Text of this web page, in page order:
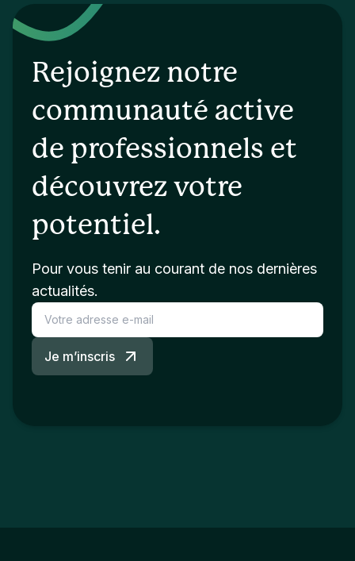
Rejoignez notre
communauté active
de professionnels et
découvrez votre
potentiel.
Pour vous tenir au courant de nos dernières
actualités.
Je m’inscris